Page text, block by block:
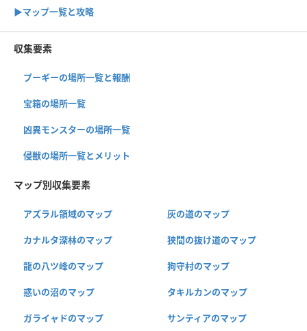
▶︎マップ一覧と攻略
収集要素
プーギーの場所一覧と報酬
宝箱の場所一覧
凶異モンスターの場所一覧
侵獣の場所一覧とメリット
マップ別収集要素
アズラル領域のマップ 灰の道のマップ
カナルタ深林のマップ 狭間の抜け道のマップ
龍の八ツ峰のマップ 狗守村のマップ
惑いの沼のマップ タキルカンのマップ
ガライャドのマップ サンティアのマップ